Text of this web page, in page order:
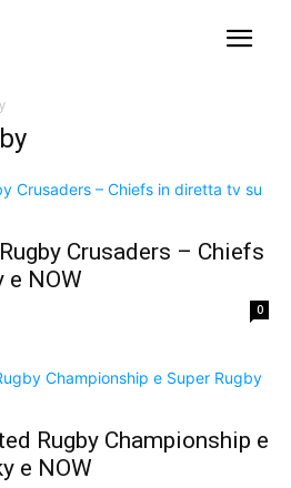
Crusaders – Chiefs
e NOW
0
Rugby Championship e
e NOW